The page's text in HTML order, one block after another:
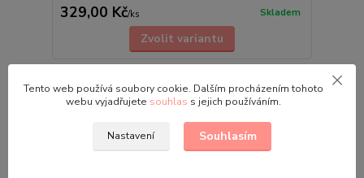
329,00 Kč/ks Skladem
Zvolit variantu
Tento web používá soubory cookie. Dalším procházením tohoto
webu vyjadřujete souhlas s jejich používáním.
Nastavení Souhlasím